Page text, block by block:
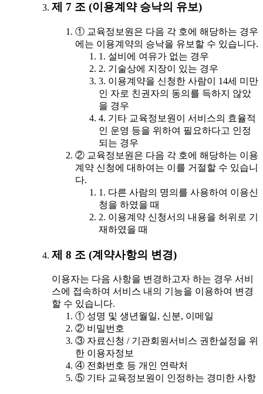
제 7 조 (이용계약 승낙의 유보)
① 교육정보원은 다음 각 호에 해당하는 경우
에는 이용계약의 승낙을 유보할 수 있습니다.
1. 설비에 여유가 없는 경우
2. 기술상에 지장이 있는 경우
3. 이용계약을 신청한 사람이 14세 미만
인 자로 친권자의 동의를 득하지 않았
을 경우
4. 기타 교육정보원이 서비스의 효율적
인 운영 등을 위하여 필요하다고 인정
되는 경우
② 교육정보원은 다음 각 호에 해당하는 이용
계약 신청에 대하여는 이를 거절할 수 있습니
다.
1. 다른 사람의 명의를 사용하여 이용신
청을 하였을 때
2. 이용계약 신청서의 내용을 허위로 기
재하였을 때
제 8 조 (계약사항의 변경)
이용자는 다음 사항을 변경하고자 하는 경우 서비
스에 접속하여 서비스 내의 기능을 이용하여 변경
할 수 있습니다.
① 성명 및 생년월일, 신분, 이메일
② 비밀번호
③ 자료신청 / 기관회원서비스 권한설정을 위
한 이용자정보
④ 전화번호 등 개인 연락처
⑤ 기타 교육정보원이 인정하는 경미한 사항